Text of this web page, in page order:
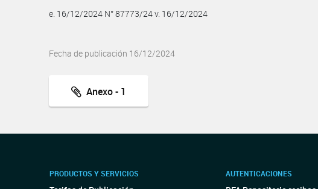
e. 16/12/2024 N° 87773/24 v. 16/12/2024
Fecha de publicación 16/12/2024
Anexo - 1
PRODUCTOS Y SERVICIOS AUTENTICACIONES